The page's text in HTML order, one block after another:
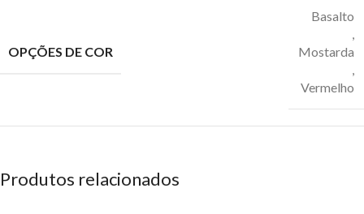
OPÇÕES DE COR
Basalto
,
Mostarda
,
Vermelho
Produtos relacionados